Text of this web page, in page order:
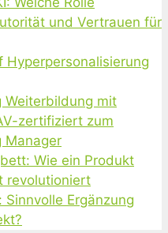
und Vertrauen für
Hyperpersonalisierung
Weiterbildung mit
zertifiziert zum
Manager
Wie ein Produkt
revolutioniert
Ergänzung